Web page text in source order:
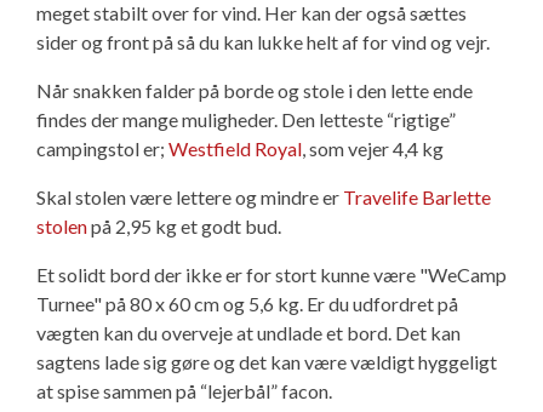
meget stabilt over for vind. Her kan der også sættes
sider og front på så du kan lukke helt af for vind og vejr.
Når snakken falder på borde og stole i den lette ende
findes der mange muligheder. Den letteste “rigtige”
campingstol er; Westfield Royal, som vejer 4,4 kg
Skal stolen være lettere og mindre er Travelife Barlette
stolenpå 2,95 kg et godt bud.
Et solidt bord der ikke er for stort kunne være "WeCamp
Turnee" på 80 x 60 cm og 5,6 kg. Er du udfordret på
vægten kan du overveje at undlade et bord. Det kan
sagtens lade sig gøre og det kan være vældigt hyggeligt
at spise sammen på “lejerbål” facon.